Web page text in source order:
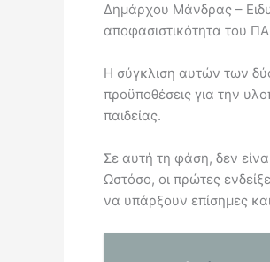
Δημάρχου Μάνδρας –
αποφασιστικότητα του
Η σύγκλιση αυτών των
προϋποθέσεις για την
παιδείας.
Σε αυτή τη φάση, δεν
Ωστόσο, οι πρώτες
να υπάρξουν επίσημες